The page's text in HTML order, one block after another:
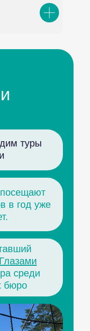
туры
среди
бюро
в год уже